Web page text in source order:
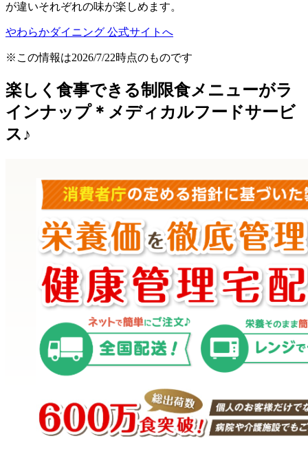
が違いそれぞれの味が楽しめます。
やわらかダイニング 公式サイトへ
※この情報は2026/7/22時点のものです
楽しく食事できる制限食メニューがラ
インナップ＊メディカルフードサービ
ス♪